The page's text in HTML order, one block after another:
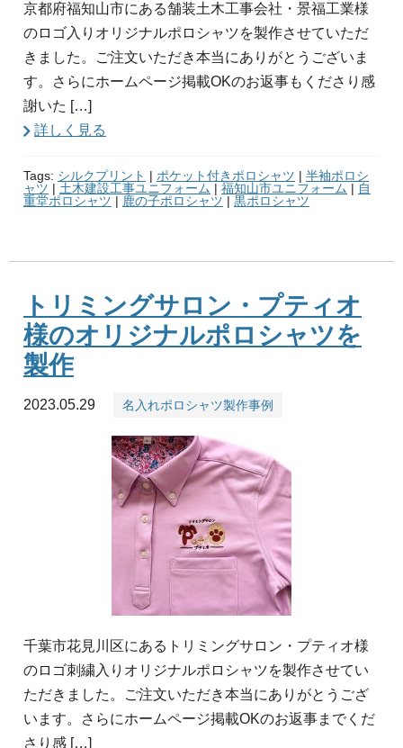
京都府福知山市にある舗装土木工事会社・景福工業様
のロゴ入りオリジナルポロシャツを製作させていただ
きました。ご注文いただき本当にありがとうございま
す。さらにホームページ掲載OKのお返事もくださり感
謝いた […]
詳しく見る
Tags: シルクプリント | ポケット付きポロシャツ | 半袖ポロシ
ャツ | 土木建設工事ユニフォーム | 福知山市ユニフォーム | 自
重堂ポロシャツ | 鹿の子ポロシャツ | 黒ポロシャツ
トリミングサロン・プティオ
様のオリジナルポロシャツを
製作
2023.05.29 名入れポロシャツ製作事例
千葉市花見川区にあるトリミングサロン・プティオ様
のロゴ刺繍入りオリジナルポロシャツを製作させてい
ただきました。ご注文いただき本当にありがとうござ
います。さらにホームページ掲載OKのお返事までくだ
さり感 […]